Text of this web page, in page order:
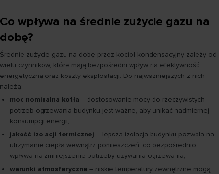
Co wpływa na średnie zużycie gazu na
dobę?
Średnie zużycie gazu na dobę przez kocioł kondensacyjny zależy od
wielu czynników, które mają bezpośredni wpływ na efektywność
energetyczną oraz koszty eksploatacji. Do najważniejszych z nich
należą:
moc nominalna kotła – dostosowanie mocy do rzeczywistych
potrzeb ogrzewania budynku jest ważne, aby unikać nadmiernej
konsumpcji energii,
jakość izolacji termicznej – lepsza izolacja budynku pozwala na
utrzymanie ciepła wewnątrz pomieszczeń, co bezpośrednio
wpływa na zmniejszenie potrzeby używania ogrzewania,
warunki atmosferyczne – niskie temperatury zewnętrzne mogą